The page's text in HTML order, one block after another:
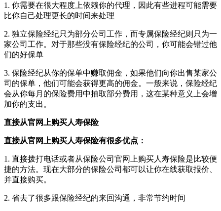
1. 你需要在很大程度上依赖你的代理，因此有些进程可能需要
比你自己处理更长的时间来处理
2. 独立保险经纪只为部分公司工作，而专属保险经纪则只为一
家公司工作。对于那些没有保险经纪的公司，你可能会错过他
们的好保单
3. 保险经纪从你的保单中赚取佣金，如果他们向你出售某家公
司的保单，他们可能会获得更高的佣金。一般来说，保险经纪
会从你每月的保险费用中抽取部分费用，这在某种意义上会增
加你的支出。
直接从官网上购买人寿保险
直接从官网上购买人寿保险有很多优点：
1. 直接拨打电话或者从保险公司官网上购买人寿保险是比较便
捷的方法。现在大部分的保险公司都可以让你在线获取报价、
并直接购买。
2. 省去了很多跟保险经纪的来回沟通，非常节约时间